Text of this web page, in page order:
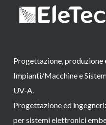
Progettazione, produzione
Impianti/Macchine e
UV-A.
Progettazione ed
per sistemi elettronici